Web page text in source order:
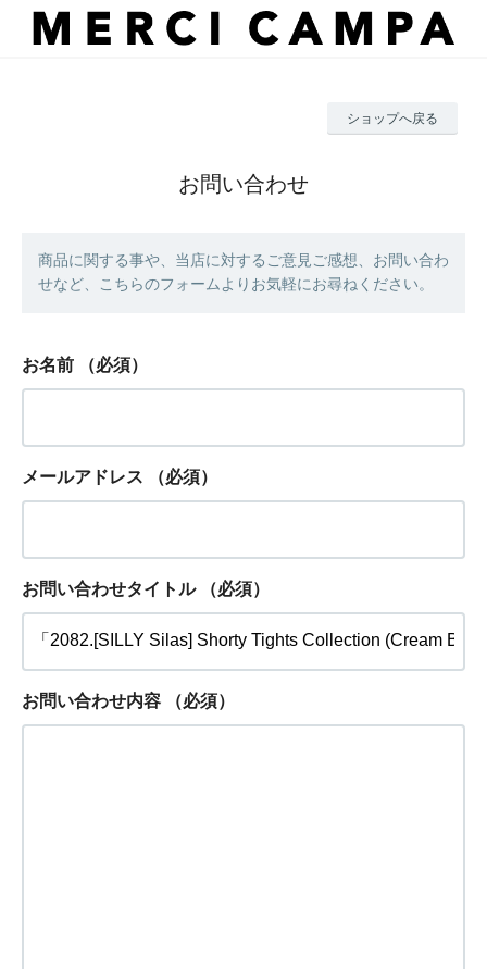
ショップへ戻る
お問い合わせ
商品に関する事や、当店に対するご意見ご感想、お問い合わ
せなど、こちらのフォームよりお気軽にお尋ねください。
お名前 （必須）
メールアドレス （必須）
お問い合わせタイトル （必須）
お問い合わせ内容 （必須）